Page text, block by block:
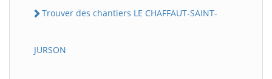
Trouver des chantiers LE CHAFFAUT-SAINT-
JURSON